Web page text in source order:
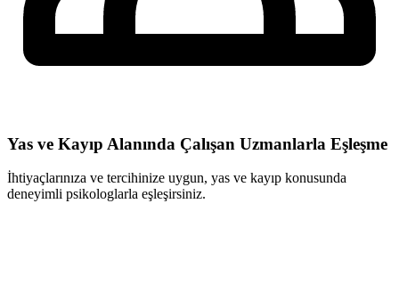
Yas ve Kayıp Alanında Çalışan Uzmanlarla Eşleşme
İhtiyaçlarınıza ve tercihinize uygun, yas ve kayıp konusunda
deneyimli psikologlarla eşleşirsiniz.